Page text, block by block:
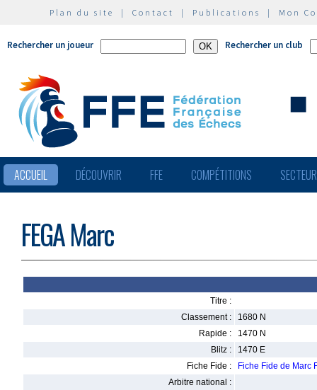
Plan du site | Contact | Publications | Mon
Rechercher un joueur Rechercher un club
ACCUEIL DÉCOUVRIR FFE COMPÉTITIONS
FEGA Marc
Titre :
Classement :
1680 N
Rapide :
1470 N
Blitz :
1470 E
Fiche Fide :
Fiche Fide de Marc
Arbitre national :